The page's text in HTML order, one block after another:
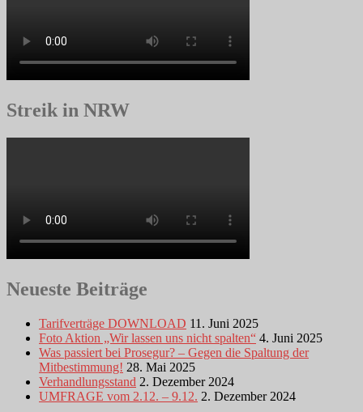
Streik in NRW
Neueste Beiträge
Tarifverträge DOWNLOAD 11. Juni 2025
Foto Aktion „Wir lassen uns nicht spalten“ 4. Juni 2025
Was passiert bei Prosegur? – Gegen die Spaltung der
Mitbestimmung! 28. Mai 2025
Verhandlungsstand 2. Dezember 2024
UMFRAGE vom 2.12. – 9.12. 2. Dezember 2024